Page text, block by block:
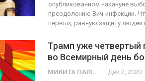
опубликованном накануне
преодолению Вич-инфекции.
первых, равную защиту людей
Трамп уже четвертый
во Всемирный день
МИКИТА ПАЛІЙ Дек 2, 2020